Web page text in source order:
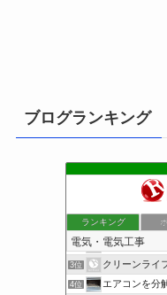
ブログランキング
ランキング小さな引越し
2位 装置電気制御
3位 クリーンライ
4位 エアコンを分